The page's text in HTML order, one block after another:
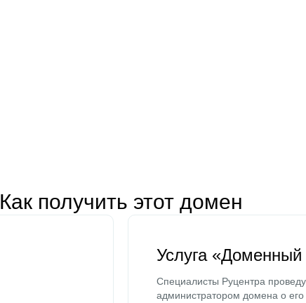
Как получить этот домен
Услуга «Доменный
Специалисты Руцентра
администратором домена о